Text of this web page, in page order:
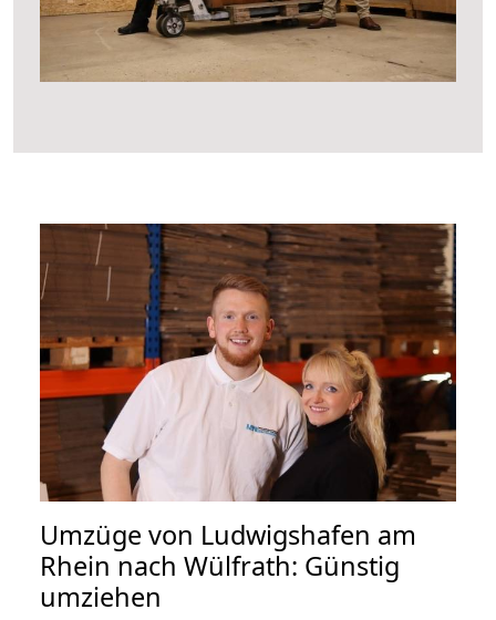
Umzüge von Ludwigshafen am
Rhein nach Wülfrath: Günstig
umziehen